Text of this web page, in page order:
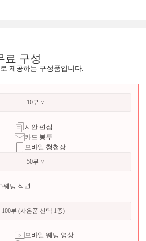
료 구성
제공하는 구성품입니다.
10부
시안 편집
카드 봉투
모바일 청첩장
50부
웨딩 식권
100부 (사은품 선택 1종)
모바일 웨딩 영상